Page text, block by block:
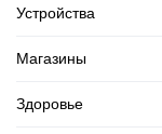
Устройства
Магазины
Здоровье